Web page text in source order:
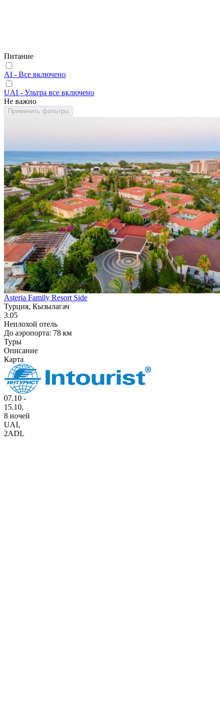
Питание
AI - Все включено
UAI - Ультра все включено
Не важно
Применить фильтры
Asteria Family Resort Side
Турция, Кызылагач
3.05
Неплохой отель
До аэропорта: 78 км
Туры
Описание
Карта
07.10 -
15.10,
8 ночей
UAI,
2ADL